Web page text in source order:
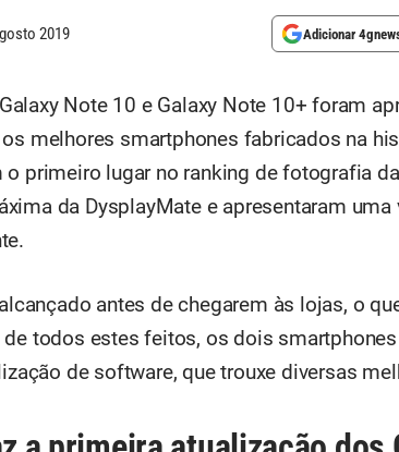
2019 Adicionar
Note 10 e Galaxy Note 10+ foram
melhores smartphones fabricados na
primeiro lugar no ranking de fotografia
da DysplayMate e apresentaram
antes de chegarem às lojas, o
todos estes feitos, os dois
de software, que trouxe diversas